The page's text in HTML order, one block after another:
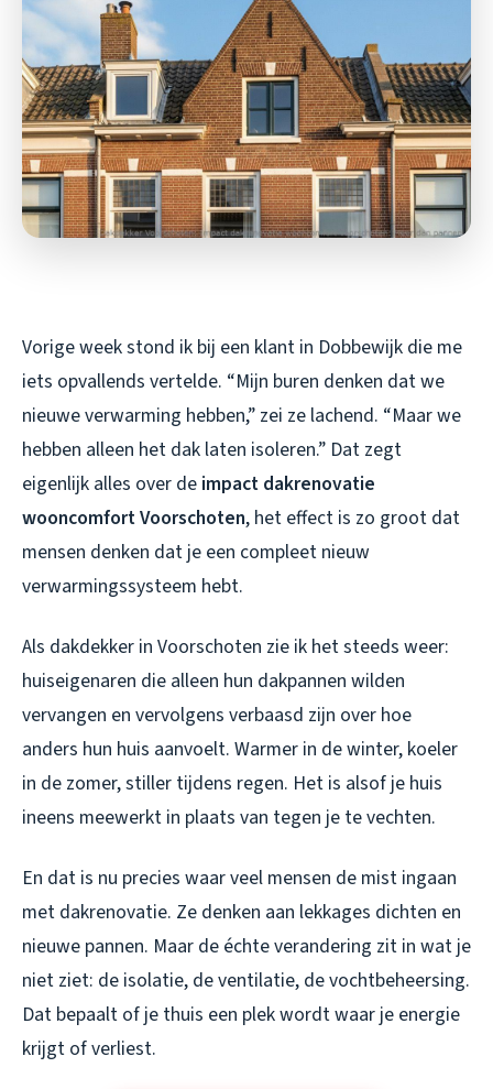
Vorige week stond ik bij een klant in Dobbewijk die me
iets opvallends vertelde. “Mijn buren denken dat we
nieuwe verwarming hebben,” zei ze lachend. “Maar we
hebben alleen het dak laten isoleren.” Dat zegt
eigenlijk alles over de impact dakrenovatie
wooncomfort Voorschoten, het effect is zo groot dat
mensen denken dat je een compleet nieuw
verwarmingssysteem hebt.
Als dakdekker in Voorschoten zie ik het steeds weer:
huiseigenaren die alleen hun dakpannen wilden
vervangen en vervolgens verbaasd zijn over hoe
anders hun huis aanvoelt. Warmer in de winter, koeler
in de zomer, stiller tijdens regen. Het is alsof je huis
ineens meewerkt in plaats van tegen je te vechten.
En dat is nu precies waar veel mensen de mist ingaan
met dakrenovatie. Ze denken aan lekkages dichten en
nieuwe pannen. Maar de échte verandering zit in wat je
niet ziet: de isolatie, de ventilatie, de vochtbeheersing.
Dat bepaalt of je thuis een plek wordt waar je energie
krijgt of verliest.